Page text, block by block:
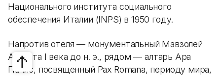
Национального института социального
обеспечения Италии (INPS) в 1950 году.
Напротив отеля — монументальный Мавзолей
Августа I века до н. э., рядом — алтарь Ара
Пачис, посвященный Pax Romana, периоду мира,